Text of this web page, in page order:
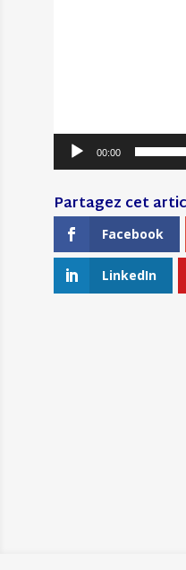
00:00
Facebook
LinkedIn